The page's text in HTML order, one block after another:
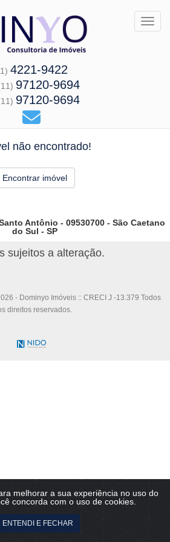
4221-9422
97120-9694
97120-9694
não encontrado!
Encontrar imóvel
melhorar a sua experiência no uso do
concorda com o uso de cookies.
ENTENDI E FECHAR
Antônio - 09530700 - São Caetano
do Sul - SP
sujeitos a alteração.
- Dominyo Imóveis :: CRECI J -13.379 Todos
direitos reservados.
agora pelo WhatsApp!